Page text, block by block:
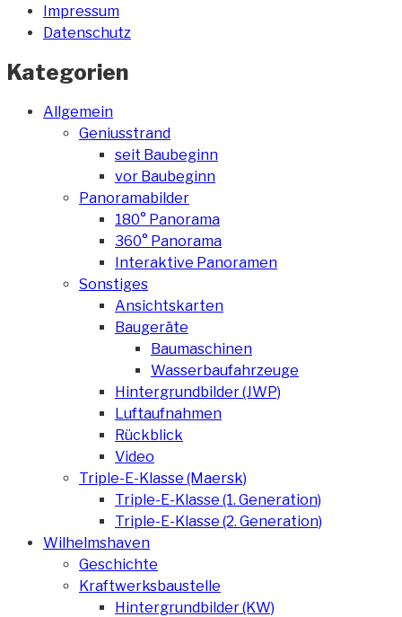
Impressum
Datenschutz
Kategorien
Allgemein
Geniusstrand
seit Baubeginn
vor Baubeginn
Panoramabilder
180° Panorama
360° Panorama
Interaktive Panoramen
Sonstiges
Ansichtskarten
Baugeräte
Baumaschinen
Wasserbaufahrzeuge
Hintergrundbilder (JWP)
Luftaufnahmen
Rückblick
Video
Triple-E-Klasse (Maersk)
Triple-E-Klasse (1. Generation)
Triple-E-Klasse (2. Generation)
Wilhelmshaven
Geschichte
Kraftwerksbaustelle
Hintergrundbilder (KW)